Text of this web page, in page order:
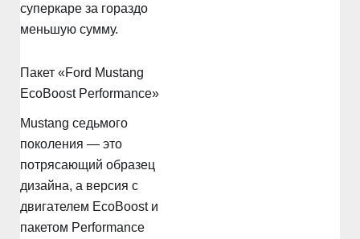
суперкаре за гораздо
меньшую сумму.
Пакет «Ford Mustang
EcoBoost Performance»
Mustang седьмого
поколения — это
потрясающий образец
дизайна, а версия с
двигателем EcoBoost и
пакетом Performance